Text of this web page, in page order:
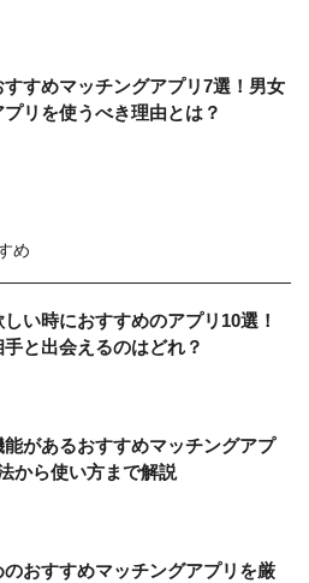
すめマッチングアプリ7選！男女
リを使うべき理由とは？
め
い時におすすめのアプリ10選！
手と出会えるのはどれ？
があるおすすめマッチングアプ
から使い方まで解説
おすすめマッチングアプリを厳